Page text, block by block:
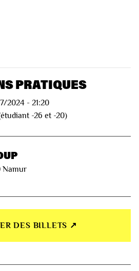
PRATIQUES
2024 - 21:20
-26 et -20)
Namur
DES BILLETS ↗︎